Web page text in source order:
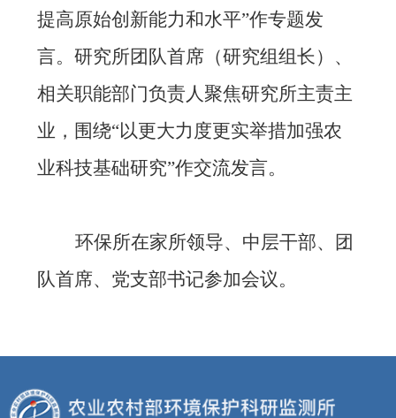
提高原始创新能力和水平”作专题发
言。研究所团队首席（研究组组长）、
相关职能部门负责人聚焦研究所主责主
业， 围绕“以更大力度更实举措加强农
业科技基础研究”作交流发言。
环保所在家所领导、中层干部、团
队首席、党支部书记参加会议。